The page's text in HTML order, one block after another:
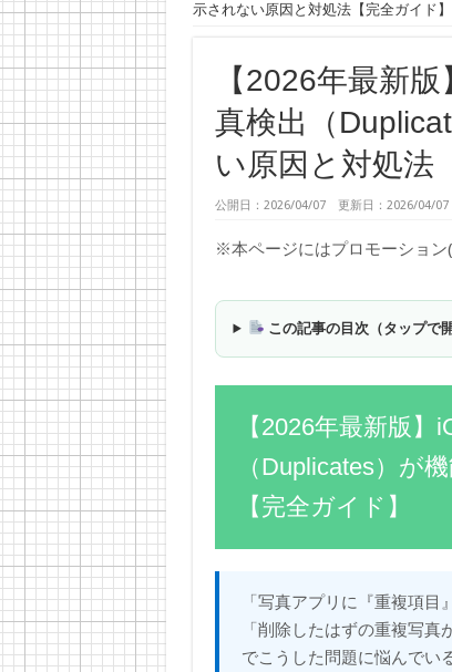
示されない原因と対処法【完全ガイド】
【2026年最新
真検出（
い原因と対処法
公開日：2026/04/07 更新日：2026/04/07
※本ページにはプロモーショ
この記事の目次（タップで開
【2026年最新版
（Duplicates）が
【完全ガイド】
「写真アプリに『重複項目
「削除したはずの重複写
でこうした問題に悩んでい